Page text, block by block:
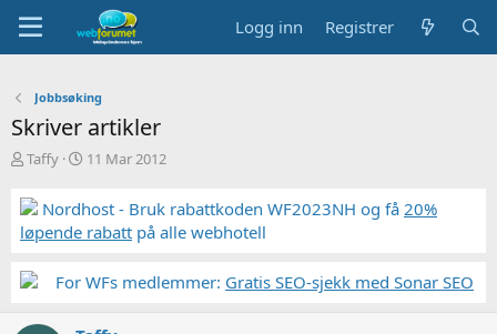
Logg inn Registrer
Jobbsøking
Skriver artikler
T
å
d
s
a
Taffy
S
r
t
a
11 Mar 2012
Nordhost - Bruk rabattkoden WF2023NH og få 20%
løpende rabatt på alle webhotell
For WFs medlemmer: Gratis SEO-sjekk med Sonar SEO